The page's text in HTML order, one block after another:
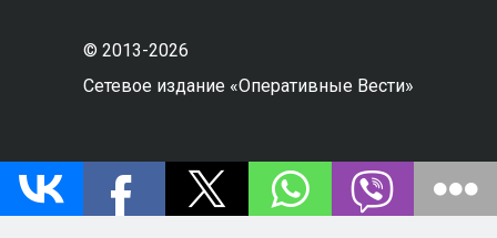
© 2013-2026
Сетевое издание «Оперативные Вести»